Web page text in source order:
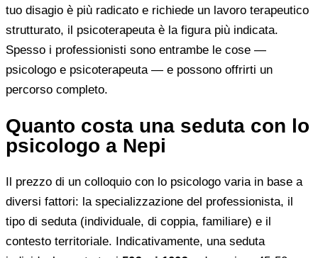
tuo disagio è più radicato e richiede un lavoro terapeutico
strutturato, il psicoterapeuta è la figura più indicata.
Spesso i professionisti sono entrambe le cose —
psicologo e psicoterapeuta — e possono offrirti un
percorso completo.
Quanto costa una seduta con lo
psicologo a Nepi
Il prezzo di un colloquio con lo psicologo varia in base a
diversi fattori: la specializzazione del professionista, il
tipo di seduta (individuale, di coppia, familiare) e il
contesto territoriale. Indicativamente, una seduta